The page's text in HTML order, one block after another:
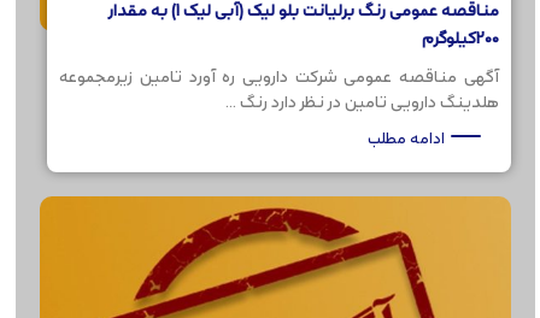
مناقصه عمومی رنگ برلیانت بلو لیک (آبی لیک 1) به مقدار
200کیلوگرم
آگهی مناقصه عمومی شرکت دارویی ره آورد تامین زیرمجموعه
هلدینگ دارویی تامین در نظر دارد رنگ ...
ادامه مطلب